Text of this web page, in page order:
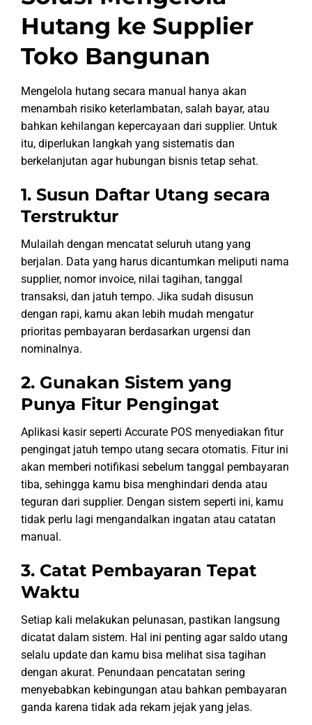
Hutang ke Supplier
Toko Bangunan
Mengelola hutang secara manual hanya akan
menambah risiko keterlambatan, salah bayar, atau
bahkan kehilangan kepercayaan dari supplier. Untuk
itu, diperlukan langkah yang sistematis dan
berkelanjutan agar hubungan bisnis tetap sehat.
1. Susun Daftar Utang secara
Terstruktur
Mulailah dengan mencatat seluruh utang yang
berjalan. Data yang harus dicantumkan meliputi nama
supplier, nomor invoice, nilai tagihan, tanggal
transaksi, dan jatuh tempo. Jika sudah disusun
dengan rapi, kamu akan lebih mudah mengatur
prioritas pembayaran berdasarkan urgensi dan
nominalnya.
2. Gunakan Sistem yang
Punya Fitur Pengingat
Aplikasi kasir seperti Accurate POS menyediakan fitur
pengingat jatuh tempo utang secara otomatis. Fitur ini
akan memberi notifikasi sebelum tanggal pembayaran
tiba, sehingga kamu bisa menghindari denda atau
teguran dari supplier. Dengan sistem seperti ini, kamu
tidak perlu lagi mengandalkan ingatan atau catatan
manual.
3. Catat Pembayaran Tepat
Waktu
Setiap kali melakukan pelunasan, pastikan langsung
dicatat dalam sistem. Hal ini penting agar saldo utang
selalu update dan kamu bisa melihat sisa tagihan
dengan akurat. Penundaan pencatatan sering
menyebabkan kebingungan atau bahkan pembayaran
ganda karena tidak ada rekam jejak yang jelas.